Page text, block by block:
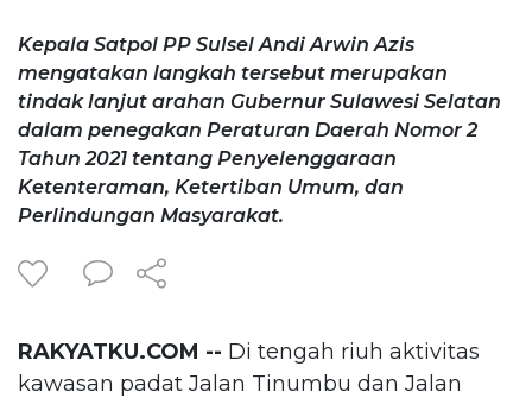
Kepala Satpol PP Sulsel Andi Arwin Azis
mengatakan langkah tersebut merupakan
tindak lanjut arahan Gubernur Sulawesi Selatan
dalam penegakan Peraturan Daerah Nomor 2
Tahun 2021 tentang Penyelenggaraan
Ketenteraman, Ketertiban Umum, dan
Perlindungan Masyarakat.
RAKYATKU.COM -- Di tengah riuh aktivitas
kawasan padat Jalan Tinumbu dan Jalan